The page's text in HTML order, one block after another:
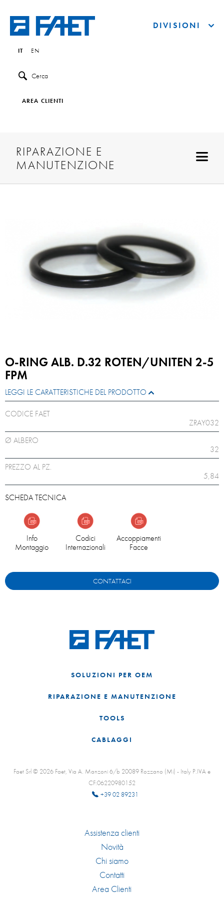
IT EN
Cerca
AREA CLIENTI
DIVISIONI
RIPARAZIONE E
MANUTENZIONE
O-RING ALB. D.32 ROTEN/UNITEN 2-5
FPM
LEGGI LE CARATTERISTICHE DEL PRODOTTO
CODICE FAET
ZRAY032
Ø ALBERO
32
PREZZO AL PZ.
5,84
SCHEDA TECNICA
Info
Montaggio
Codici
Internazionali
Accoppiamenti
Facce
CONTATTACI
SOLUZIONI PER OEM
RIPARAZIONE E MANUTENZIONE
TOOLS
CABLAGGI
Faet Srl © 2026 Faet, Via A. Manzoni 6/b 20089 Rozzano (Mi) - Italy P.IVA e
CF:06220980152
+39 02 89231
Assistenza clienti
Novità
Chi siamo
Contatti
Area Clienti